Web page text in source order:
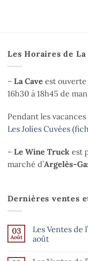
Les Horaires de
– La Cave est
16h30 à 18h45 de
Pendant les
Les Jolies Cuvées
– Le Wine Truck est
marché d’Argelès-
Dernières ventes
03
Août
Les Ventes de
août